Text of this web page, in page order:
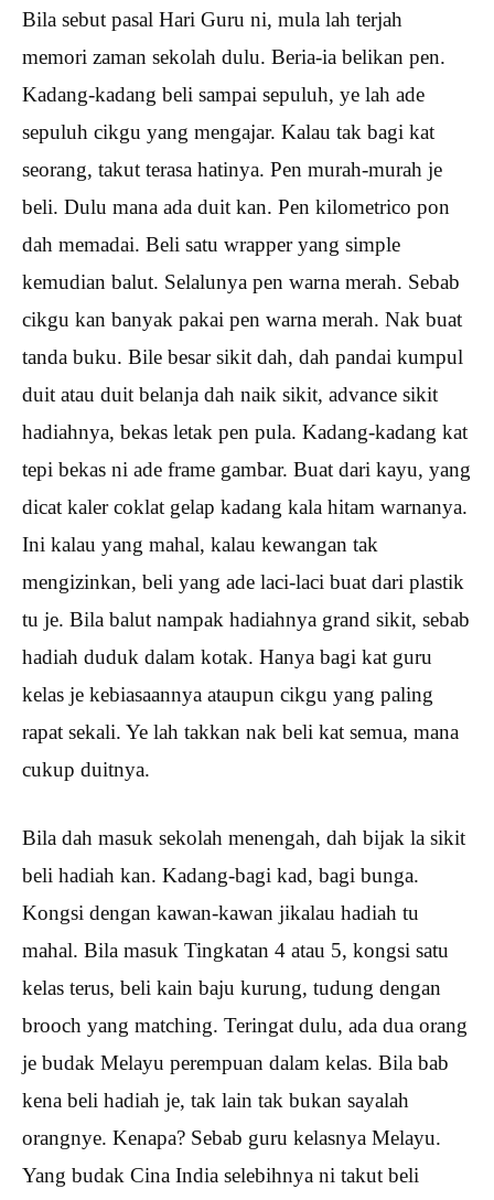
Bila sebut pasal Hari Guru ni, mula lah terjah
memori zaman sekolah dulu. Beria-ia belikan pen.
Kadang-kadang beli sampai sepuluh, ye lah ade
sepuluh cikgu yang mengajar. Kalau tak bagi kat
seorang, takut terasa hatinya. Pen murah-murah je
beli. Dulu mana ada duit kan. Pen kilometrico pon
dah memadai. Beli satu wrapper yang simple
kemudian balut. Selalunya pen warna merah. Sebab
cikgu kan banyak pakai pen warna merah. Nak buat
tanda buku. Bile besar sikit dah, dah pandai kumpul
duit atau duit belanja dah naik sikit, advance sikit
hadiahnya, bekas letak pen pula. Kadang-kadang kat
tepi bekas ni ade frame gambar. Buat dari kayu, yang
dicat kaler coklat gelap kadang kala hitam warnanya.
Ini kalau yang mahal, kalau kewangan tak
mengizinkan, beli yang ade laci-laci buat dari plastik
tu je. Bila balut nampak hadiahnya grand sikit, sebab
hadiah duduk dalam kotak. Hanya bagi kat guru
kelas je kebiasaannya ataupun cikgu yang paling
rapat sekali. Ye lah takkan nak beli kat semua, mana
cukup duitnya.
Bila dah masuk sekolah menengah, dah bijak la sikit
beli hadiah kan. Kadang-bagi kad, bagi bunga.
Kongsi dengan kawan-kawan jikalau hadiah tu
mahal. Bila masuk Tingkatan 4 atau 5, kongsi satu
kelas terus, beli kain baju kurung, tudung dengan
brooch yang matching. Teringat dulu, ada dua orang
je budak Melayu perempuan dalam kelas. Bila bab
kena beli hadiah je, tak lain tak bukan sayalah
orangnye. Kenapa? Sebab guru kelasnya Melayu.
Yang budak Cina India selebihnya ni takut beli